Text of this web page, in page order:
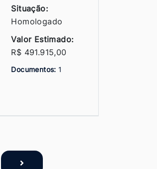
Situação:
Homologado
Valor Estimado:
R$ 491.915,00
Documentos:1